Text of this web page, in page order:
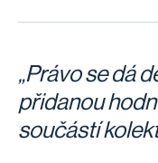
„Právo se dá
přidanou
součástí